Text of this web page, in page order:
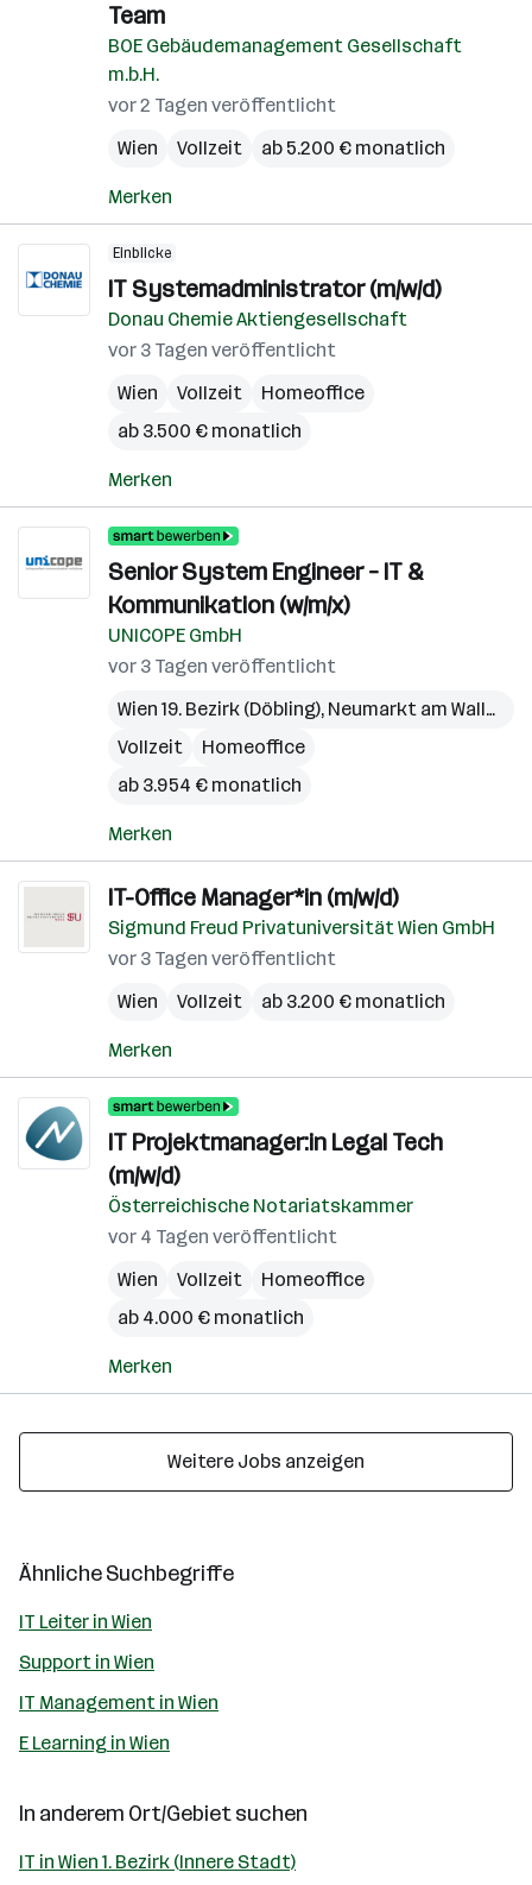
Team
BOE Gebäudemanagement Gesellschaft
m.b.H.
vor 2 Tagen veröffentlicht
Wien
Vollzeit ab 5.200 € monatlich
Merken
Einblicke
IT Systemadministrator (m/w/d)
Donau Chemie Aktiengesellschaft
vor 3 Tagen veröffentlicht
Wien
Vollzeit
Homeoffice
ab 3.500 € monatlich
Merken
Senior System Engineer – IT &
Kommunikation (w/m/x)
UNICOPE GmbH
vor 3 Tagen veröffentlicht
Wien 19. Bezirk (Döbling), Neumarkt am Wallersee
Vollzeit
Homeoffice
ab 3.954 € monatlich
Merken
IT-Office Manager*in (m/w/d)
Sigmund Freud Privatuniversität Wien GmbH
vor 3 Tagen veröffentlicht
Wien
Vollzeit ab 3.200 € monatlich
Merken
IT Projektmanager:in Legal Tech
(m/w/d)
Österreichische Notariatskammer
vor 4 Tagen veröffentlicht
Wien
Vollzeit
Homeoffice
ab 4.000 € monatlich
Merken
Weitere Jobs anzeigen
Ähnliche Suchbegriffe
IT Leiter in Wien
Support in Wien
IT Management in Wien
E Learning in Wien
In anderem Ort/Gebiet suchen
IT in Wien 1. Bezirk (Innere Stadt)